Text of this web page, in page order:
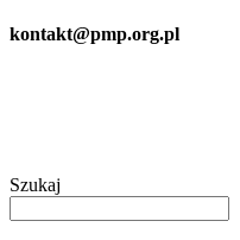
kontakt@pmp.org.pl
Szukaj